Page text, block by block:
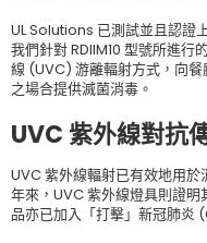
UL Solutions 已測試並且認證
我們針對 RDIIM10 型號所進行
線 (UVC) 游離輻射方式，向
之場合提供滅菌消毒。
UVC 紫外線對抗
UVC 紫外線輻射已有效地用
年來，UVC 紫外線燈具則證明
品亦已加入「打擊」新冠肺炎